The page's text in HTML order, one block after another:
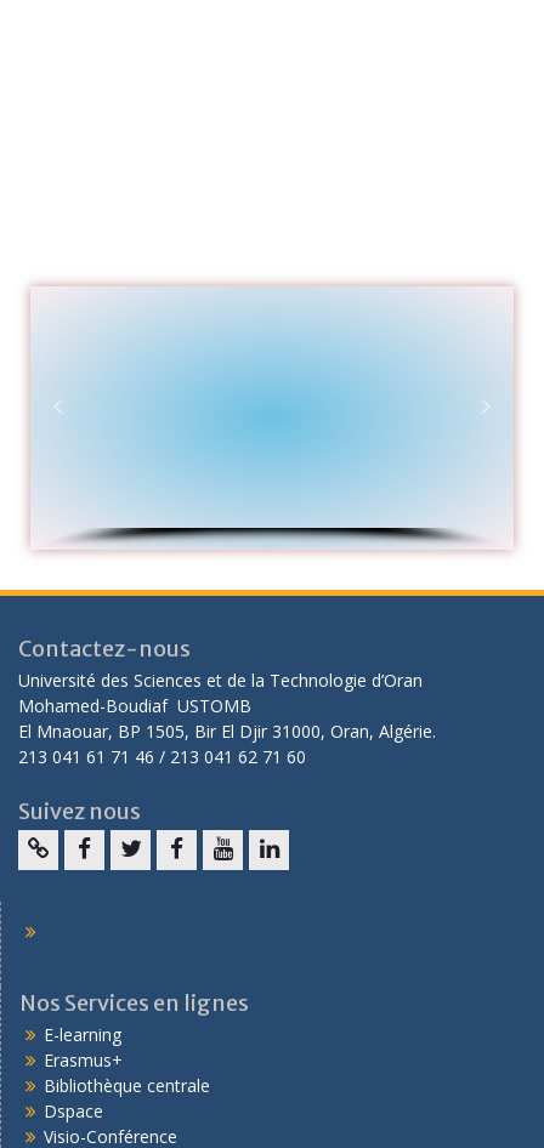
Contactez-nous
Université des Sciences et de la Technologie d’Oran
Mohamed-Boudiaf USTOMB
El Mnaouar, BP 1505, Bir El Djir 31000, Oran, Algérie.
213 041 61 71 46 / 213 041 62 71 60
Suivez nous
Nos Services en lignes
E-learning
Erasmus+
Bibliothèque centrale
Dspace
Visio-Conférence